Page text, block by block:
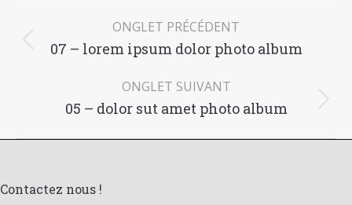
ONGLET PRÉCÉDENT
Onglet
07 – lorem ipsum dolor photo album
ONGLET SUIVANT
Onglet
05 – dolor sut amet photo album
Contactez nous !